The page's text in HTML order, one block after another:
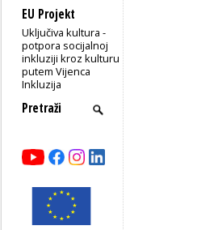
EU Projekt
Uključiva kultura -
potpora socijalnoj
inkluziji kroz kulturu
putem Vijenca
Inkluzija